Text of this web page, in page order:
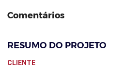
Comentários
RESUMO DO PROJETO
CLIENTE